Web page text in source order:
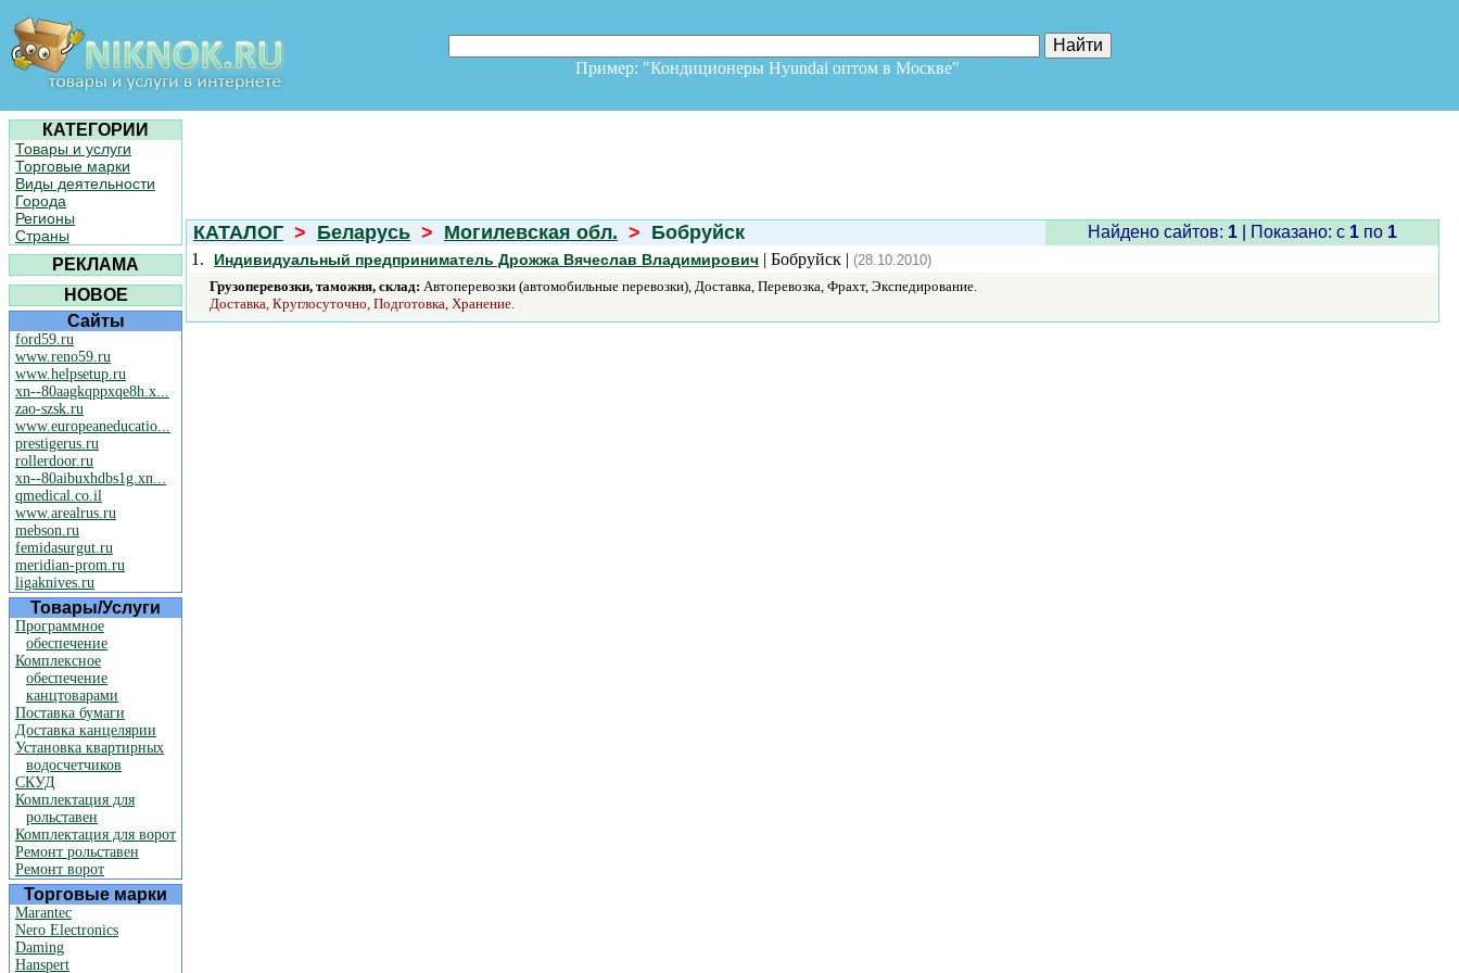
Пример: "Кондиционеры Hyundai оптом в Москве"
КАТЕГОРИИ
Товары и услуги
Торговые марки
Виды деятельности
Города
Регионы
Страны
РЕКЛАМА
НОВОЕ
Сайты
ford59.ru
www.reno59.ru
www.helpsetup.ru
xn--80aagkqppxqe8h.x...
zao-szsk.ru
www.europeaneducatio...
prestigerus.ru
rollerdoor.ru
xn--80aibuxhdbs1g.xn...
qmedical.co.il
www.arealrus.ru
mebson.ru
femidasurgut.ru
meridian-prom.ru
ligaknives.ru
Товары/Услуги
Программное
обеспечение
Комплексное
обеспечение
канцтоварами
Поставка бумаги
Доставка канцелярии
Установка квартирных
водосчетчиков
СКУД
Комплектация для
рольставен
Комплектация для ворот
Ремонт рольставен
Ремонт ворот
Торговые марки
Marantec
Nero Electronics
Daming
Hanspert
КАТАЛОГ > Беларусь > Могилевская обл. > Бобруйск Найдено сайтов: 1| Показано: c 1по 1
1.
Индивидуальный предприниматель Дрожжа Вячеслав Владимирович | Бобруйск | (28.10.2010)
Грузоперевозки, таможня, склад: Автоперевозки (автомобильные перевозки), Доставка, Перевозка, Фрахт, Экспедирование.
Доставка, Круглосуточно, Подготовка, Хранение.